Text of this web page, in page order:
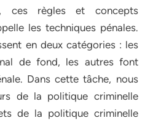
ces règles et concepts
les techniques pénales.
en deux catégories : les
de fond, les autres font
Dans cette tâche, nous
de la politique criminelle
de la politique criminelle